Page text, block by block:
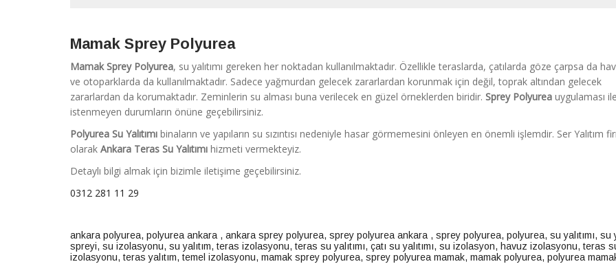
Mamak Sprey Polyurea
Mamak Sprey Polyurea, su yalıtımı gereken her noktadan kullanılmaktadır. Özellikle teraslarda, çatılarda göze çarpsa da
ve otoparklarda da kullanılmaktadır. Sadece yağmurdan gelecek zararlardan korunmak için değil, toprak altından gelecek
zararlardan da korumaktadır. Zeminlerin su alması buna verilecek en güzel örneklerden biridir. Sprey Polyurea uygulaması ile
istenmeyen durumların önüne geçebilirsiniz.
Polyurea Su Yalıtımı binaların ve yapıların su sızıntısı nedeniyle hasar görmemesini önleyen en önemli işlemdir. Ser Yalıtım
olarak Ankara Teras Su Yalıtımı hizmeti vermekteyiz.
Detaylı bilgi almak için bizimle iletişime geçebilirsiniz.
0312 281 11 29
ankara polyurea, polyurea ankara , ankara sprey polyurea, sprey polyurea ankara , sprey polyurea, polyurea, su yalıtımı, su
spreyi, su izolasyonu, su yalıtım, teras izolasyonu, teras su yalıtımı, çatı su yalıtımı, su izolasyon, havuz izolasyonu, teras
izolasyonu, teras yalıtım, temel izolasyonu, mamak sprey polyurea, sprey polyurea mamak, mamak polyurea, polyurea